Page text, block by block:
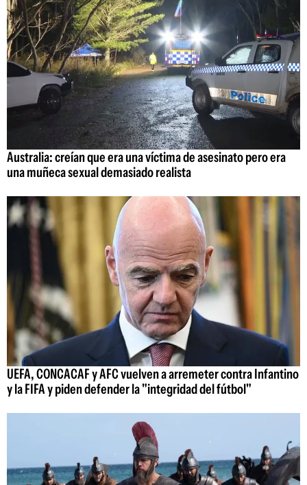
Australia: creían que era una víctima de asesinato pero era
una muñeca sexual demasiado realista
UEFA, CONCACAF y AFC vuelven a arremeter contra Infantino
y la FIFA y piden defender la "integridad del fútbol"